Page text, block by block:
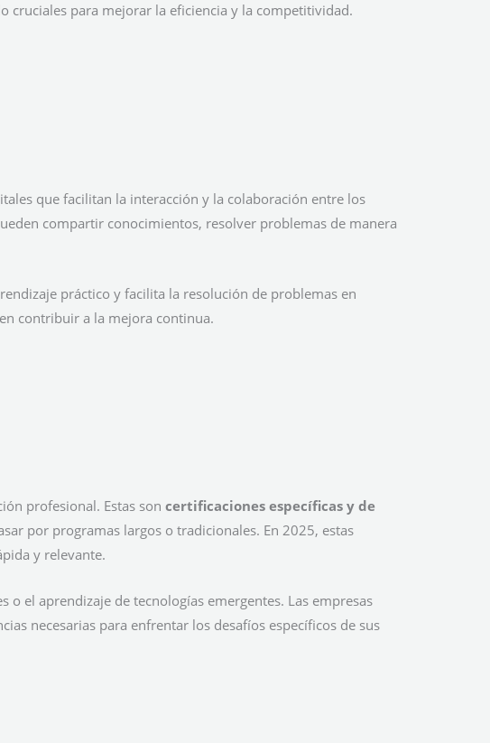
cruciales para mejorar la eficiencia y la competitividad.
que facilitan la interacción y la colaboración entre los
compartir conocimientos, resolver problemas de manera
práctico y facilita la resolución de problemas en
contribuir a la mejora continua.
profesional. Estas son certificaciones específicas y de
por programas largos o tradicionales. En 2025, estas
y relevante.
o el aprendizaje de tecnologías emergentes. Las empresas
necesarias para enfrentar los desafíos específicos de sus